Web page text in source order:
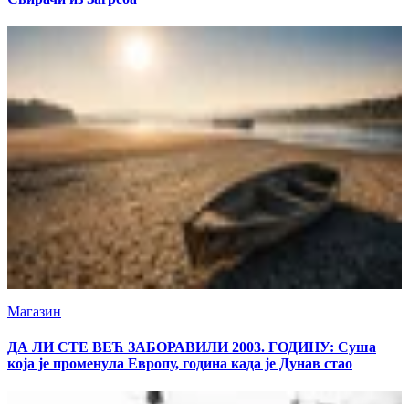
Магазин
ДА ЛИ СТЕ ВЕЋ ЗАБОРАВИЛИ 2003. ГОДИНУ: Суша
која је променула Европу, година када је Дунав стао